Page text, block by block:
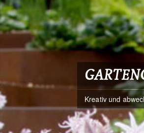
Kreativ und